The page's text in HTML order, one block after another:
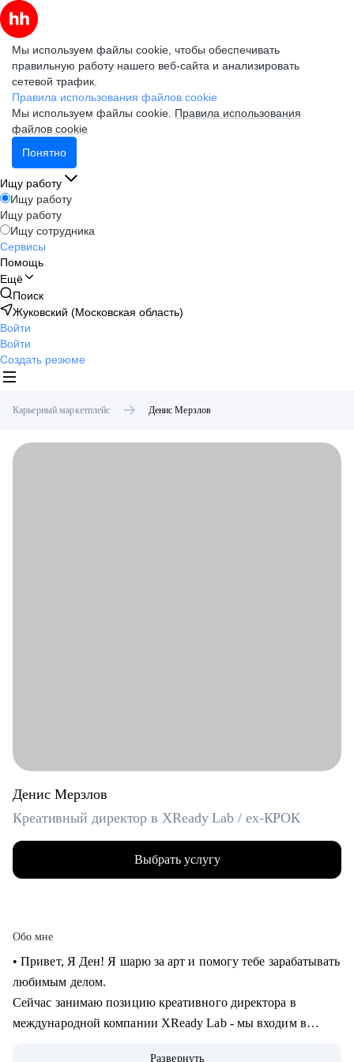
Мы используем файлы cookie, чтобы обеспечивать
правильную работу нашего веб-сайта и анализировать
сетевой трафик.
Правила использования файлов cookie
Мы используем файлы cookie. Правила использования
файлов cookie
Понятно
Ищу работу
Ищу работу
Ищу работу
Ищу сотрудника
Сервисы
Помощь
Ещё
Поиск
Жуковский (Московская область)
Войти
Войти
Создать резюме
Карьерный маркетплейс Денис Мерзлов
Денис Мерзлов
Креативный директор в XReady Lab / ex-КРОК
Выбрать услугу
Обо мне
• Привет, Я Ден! Я шарю за арт и помогу тебе зарабатывать
любимым делом.
Сейчас занимаю позицию креативного директора в
международной компании XReady Lab - мы входим в
Развернуть